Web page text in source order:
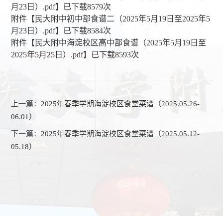
月23日）.pdf】已下载8579次
附件【 民大附中初中部食谱二（2025年5月19日至2025年5
月23日）.pdf】已下载8584次
附件【 民大附中海淀校区高中部食谱（2025年5月19日至
2025年5月25日）.pdf】已下载8593次
上一篇：2025年春季学期海淀校区食堂菜谱（2025.05.26-
06.01）
下一篇：2025年春季学期海淀校区食堂菜谱（2025.05.12-
05.18）